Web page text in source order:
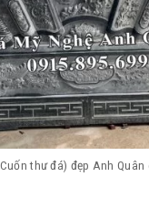
thư đá) đẹp Anh